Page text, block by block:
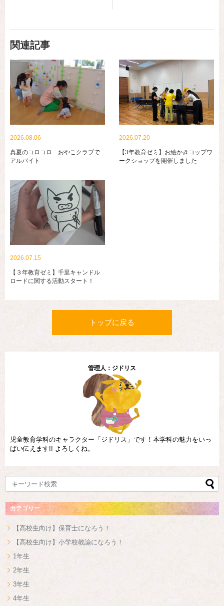
関連記事
2026.08.06
真夏のコロコロ おやこクラブで
アルバイト
2026.07.20
【3年教育ゼミ】お絵かきコップワ
ークショップを開催しました
2026.07.15
【３年教育ゼミ】千里キャンドル
ロードに関する活動スタート！
トップに戻る
管理人：ジドリス
児童教育学科のキャラクター「ジドリス」です！本学科の魅力をいっ
ぱい伝えます!! よろしくね。
カテゴリー
【高校生向け】保育士になろう！
【高校生向け】小学校教諭になろう！
1年生
2年生
3年生
4年生